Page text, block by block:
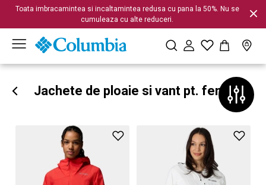
Toata imbracamintea si incaltamintea redusa cu pana la 50%. Nu se
cumuleaza cu alte reduceri.
Jachete de ploaie si vant pt. femei